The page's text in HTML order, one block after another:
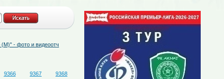
и видеоотчёт "Факел" - "Динамо (М)": комментарий тренера
9366 9367 9368